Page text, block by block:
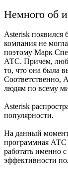
Немного об
Asterisk появился
компания не
поэтому Марк
АТС. Причем,
то, что она была
Соответственно,
людям по всему
Asterisk
популярности.
На данный момент
программная АТС
работать именно
эффективности